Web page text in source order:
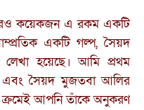
কয়েকজন এ রকম একটি
একটি গল্প, সৈয়দ
হয়েছে। আমি প্রথম
এবং সৈয়দ মুজতবা আলির
ক্রমেই আপনি তাঁকে অনুকরণ